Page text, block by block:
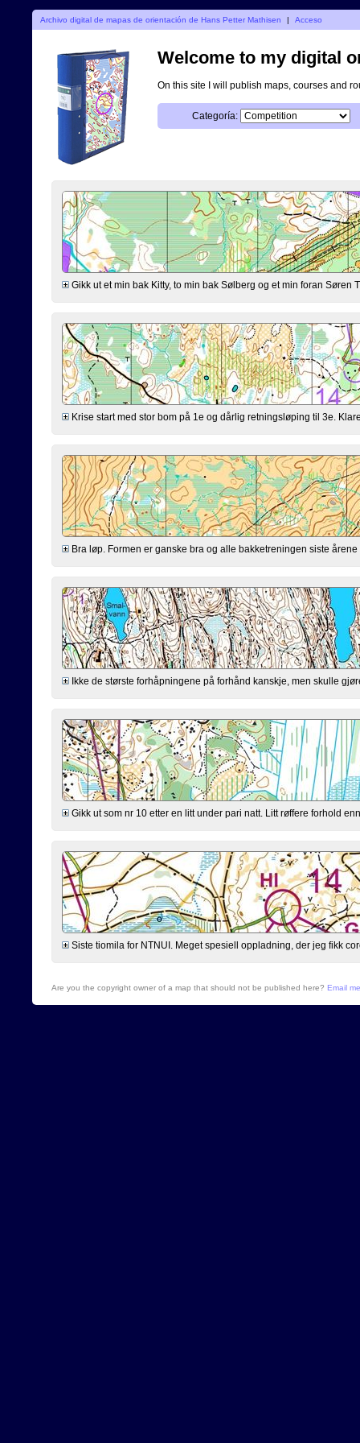
Archivo digital de mapas de orientación de Hans Petter Mathisen | Acceso
Welcome to my digital
On this site I will publish maps, courses and
Categoría:
Gikk ut et min bak Kitty, to min bak Sølberg og et min foran
Krise start med stor bom på 1e og dårlig retningsløping til 3e.
Bra løp. Formen er ganske bra og alle bakketreningen siste
Ikke de største forhåpningene på forhånd kanskje, men skulle
Gikk ut som nr 10 etter en litt under pari natt. Litt røffere forhold
Siste tiomila for NTNUI. Meget spesiell oppladning, der jeg fikk
Are you the copyright owner of a map that should not be published here? Email me